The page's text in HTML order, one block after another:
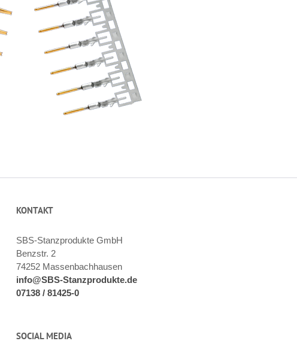
KONTAKT
SBS-Stanzprodukte GmbH
Benzstr. 2
74252 Massenbachhausen
info@SBS-Stanzprodukte.de
07138 / 81425-0
SOCIAL MEDIA